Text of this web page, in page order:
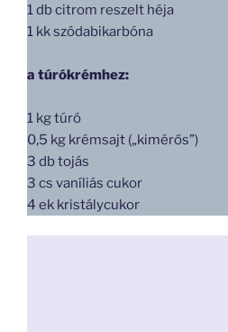
1 db citrom reszelt héja
1 kk szódabikarbóna
a túrókrémhez:
1 kg túró
0,5 kg krémsajt („kimérős”)
3 db tojás
3 cs vaníliás cukor
4 ek kristálycukor